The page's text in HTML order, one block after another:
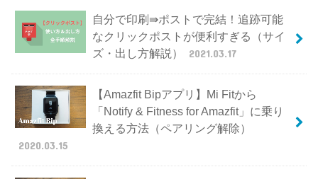
自分で印刷⇛ポストで完結！追跡可能
なクリックポストが便利すぎる（サイ
ズ・出し方解説）
2021.03.17
【Amazfit Bipアプリ】Mi Fitから
「Notify & Fitness for Amazfit」に乗り
換える方法（ペアリング解除）
2020.03.15